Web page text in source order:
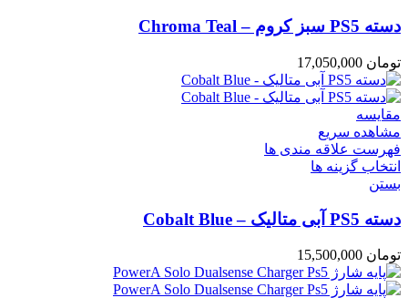
دسته PS5 سبز کروم – Chroma Teal
تومان
مقایسه
مشاهده سریع
فهرست علاقه مندی ها
انتخاب گزینه ها
بستن
دسته PS5 آبی متالیک – Cobalt Blue
تومان